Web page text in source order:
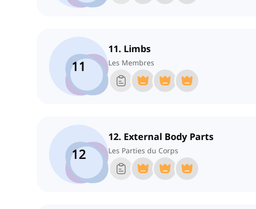
11
11. Limbs
Les Membres
12
12. External Body Parts
Les Parties du Corps